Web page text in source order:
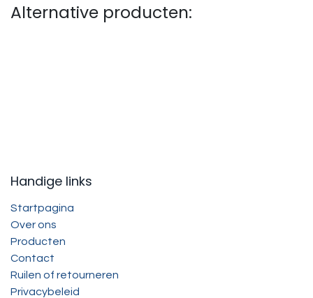
Alternative producten:
Handige links
Startpagina
Over ons
Producten
Contact
Ruilen of retourneren
Privacybeleid